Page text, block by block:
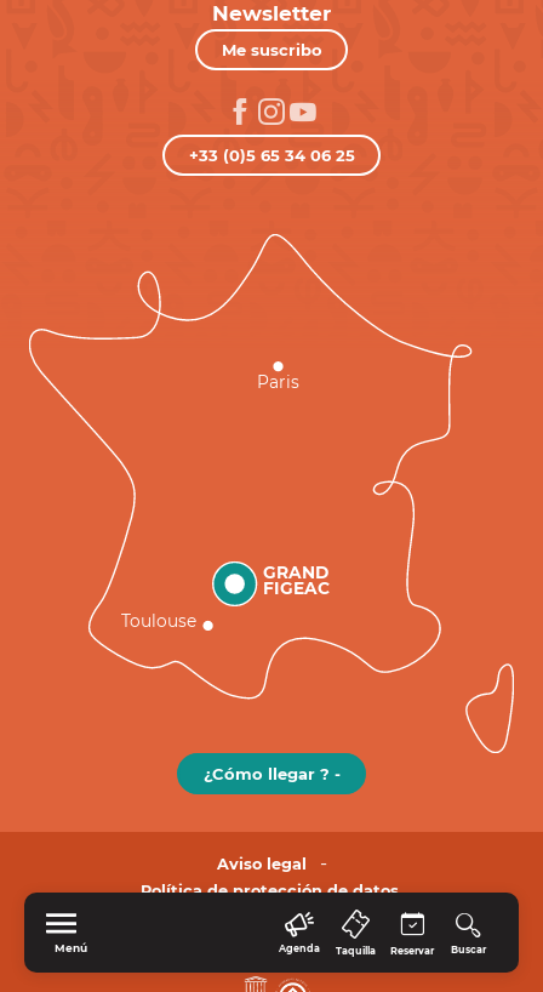
Menú Agenda Taquilla Reservar Buscar
Newsletter
Me suscribo
+33 (0)5 65 34 06 25
GRAND
FIGEAC
Toulouse
Paris
¿Cómo llegar ? -
Aviso legal
Política de protección de datos.